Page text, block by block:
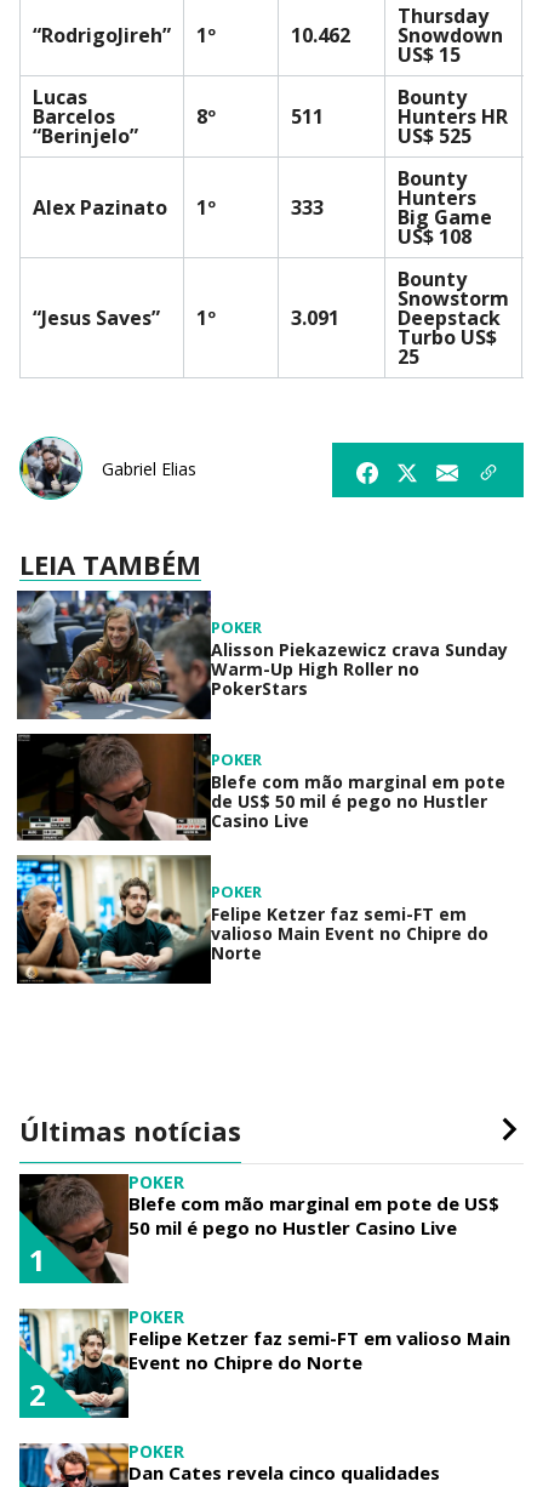
“RodrigoJireh” 1º 10.462
Thursday
Snowdown
US$ 15
Lucas
Barcelos
“Berinjelo”
8º 511
Bounty
Hunters HR
US$ 525
Alex Pazinato 1º 333
Bounty
Hunters
Big Game
US$ 108
“Jesus Saves” 1º 3.091
Bounty
Snowstorm
Deepstack
Turbo US$
25
Gabriel Elias
LEIA TAMBÉM
POKER
Alisson Piekazewicz crava Sunday
Warm-Up High Roller no
PokerStars
POKER
Blefe com mão marginal em pote
de US$ 50 mil é pego no Hustler
Casino Live
POKER
Felipe Ketzer faz semi-FT em
valioso Main Event no Chipre do
Norte
Últimas notícias
POKER
Blefe com mão marginal em pote de US$
50 mil é pego no Hustler Casino Live
1
POKER
Felipe Ketzer faz semi-FT em valioso Main
Event no Chipre do Norte
2
POKER
Dan Cates revela cinco qualidades